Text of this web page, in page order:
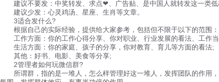
建议不要发：中奖转发、求点❤、广告贴、是中国人就转发这一类低
建议少发：心灵鸡汤、星座、生肖等文章。
3适合发什么?
根据自己的实际经验，提供给大家参考，包括但不限于以下的范围：
工作方面：你的工作心得分享、你对职业、行业发展的看法、工作
生活方面：你的家庭、孩子的分享，你对教育、育儿等方面的看法;
其他：好书、电影、美食等分享;
2管理者如何玩微信群?
所谓群，指的是一堆人，怎么样管理好这一堆人，发挥团队的作用